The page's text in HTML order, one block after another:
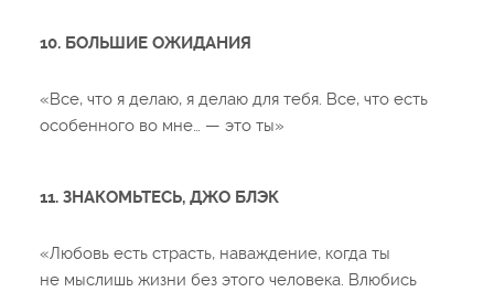
10. БОЛЬШИЕ ОЖИДАНИЯ
«Все, что я делаю, я делаю для тебя. Все, что есть
особенного во мне… — это ты»
11. ЗНАКОМЬТЕСЬ, ДЖО БЛЭК
«Любовь есть страсть, наваждение, когда ты
не мыслишь жизни без этого человека. Влюбись